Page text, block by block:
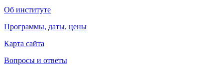
Об институте
Программы, даты, цены
Карта сайта
Вопросы и ответы